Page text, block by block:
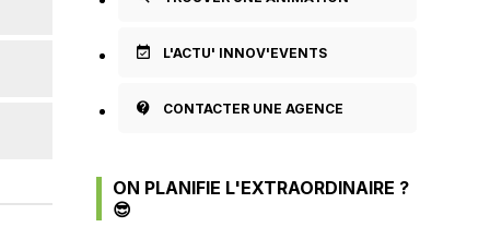
event_available L'ACTU' INNOV'EVENTS
contact_support CONTACTER UNE AGENCE
ON PLANIFIE L'EXTRAORDINAIRE ?
😎